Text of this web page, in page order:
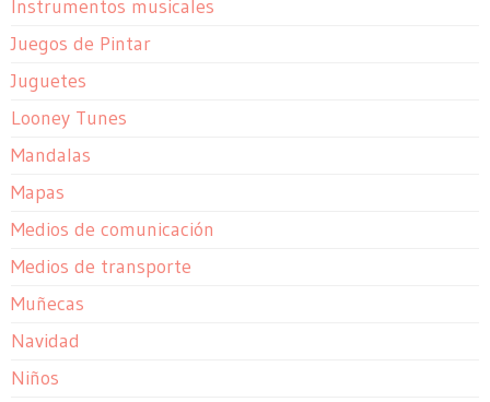
Instrumentos musicales
Juegos de Pintar
Juguetes
Looney Tunes
Mandalas
Mapas
Medios de comunicación
Medios de transporte
Muñecas
Navidad
Niños